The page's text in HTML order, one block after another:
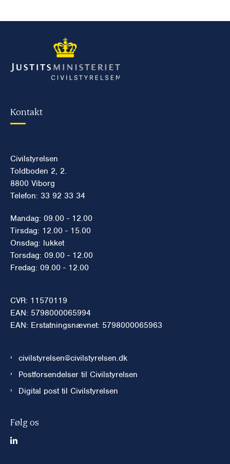
Kontakt
Civilstyrelsen
Toldboden 2, 2.
8800 Viborg
Telefon: 33 92 33 34
Mandag: 09.00 - 12.00
Tirsdag: 12.00 - 15.00
Onsdag: lukket
Torsdag: 09.00 - 12.00
Fredag: 09.00 - 12.00
CVR: 11570119
EAN: 5798000065994
EAN: Erstatningsnævnet: 5798000065963
civilstyrelsen@civilstyrelsen.dk
Postforsendelser til Civilstyrelsen
Digital post til Civilstyrelsen
Følg os